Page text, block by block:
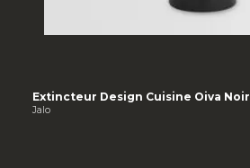
Extincteur Design Cuisine Oiva Noir
Jalo